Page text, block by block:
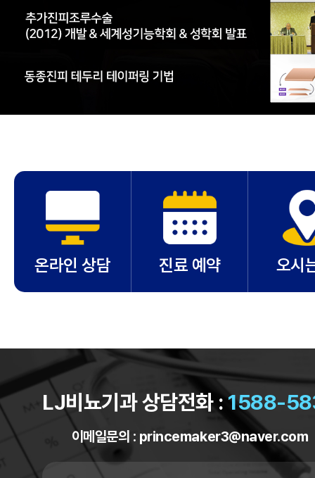
온라인 상담 진료 예약 오시
LJ비뇨기과 상담전화 :1588-
이메일문의 : princemaker3@naver.com